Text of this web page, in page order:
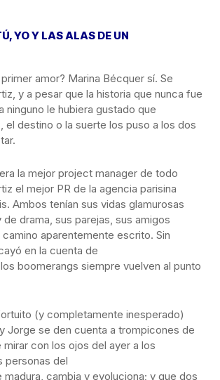
YO Y LAS ALAS DE UN
amor? Marina Bécquer sí. Se
y a pesar que la historia que nunca fue
ninguno le hubiera gustado que
el destino o la suerte los puso a los dos
la mejor project manager de todo
el mejor PR de la agencia parisina
Ambos tenían sus vidas glamurosas
drama, sus parejas, sus amigos
aparentemente escrito. Sin
en la cuenta de
boomerangs siempre vuelven al punto
(y completamente inesperado)
Jorge se den cuenta a trompicones de
con los ojos del ayer a los
personas del
madura, cambia y evoluciona; y que dos